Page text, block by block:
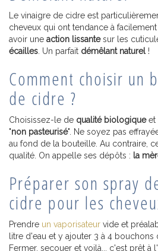
Le vinaigre de cidre est
cheveux qui ont tendance à
avoir une action lissantesur les
écailles . Un parfait démêlant naturel !
Comment choisir un
de cidre ?
Choisissez-le de qualité biologiqueet
"non pasteurisé". Ne soyez pas
au fond de la bouteille. Au contraire,
qualité. On appelle ses dépôts : la
Préparer son spray
cidre pour les
Prendre un vaporisateur vide et
litre d'eau et y ajouter 3 à 4 bouchons
Fermer, secouer et voilà... c'est prêt à